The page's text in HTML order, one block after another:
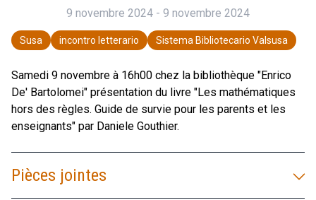
9 novembre 2024 - 9 novembre 2024
Susa incontro letterario Sistema Bibliotecario Valsusa
Samedi 9 novembre à 16h00 chez la bibliothèque "Enrico
De' Bartolomei" présentation du livre "Les mathématiques
hors des règles. Guide de survie pour les parents et les
enseignants" par Daniele Gouthier.
Pièces jointes